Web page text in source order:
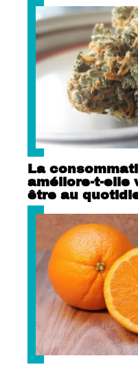
La
améliore-t-elle
être au